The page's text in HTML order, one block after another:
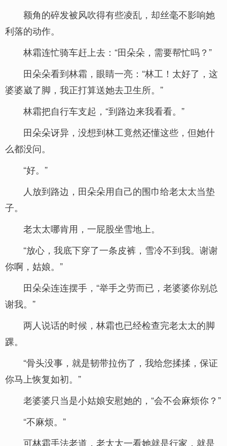
额角的碎发被风吹得有些凌乱，却丝毫不影响她
利落的动作。
林霜连忙骑车赶上去：“田朵朵，需要帮忙吗？”
田朵朵看到林霜，眼睛一亮：“林工！太好了，这
婆婆崴了脚，我正打算送她去卫生所。”
林霜把自行车支起，“到路边来我看看。”
田朵朵讶异，没想到林工竟然还懂这些，但她什
么都没问。
“好。”
人放到路边，田朵朵用自己的围巾给老太太当垫
子。
老太太哪肯用，一屁股坐雪地上。
“放心，我底下穿了一条皮裤，雪冷不到我。谢谢
你啊，姑娘。”
田朵朵连连摆手，“举手之劳而已，老婆婆你别总
谢我。”
两人说话的时候，林霜也已经检查完老太太的脚
踝。
“骨头没事，就是韧带拉伤了，我给您揉揉，保证
你马上恢复如初。”
老婆婆只当是小姑娘安慰她的，“会不会麻烦你？”
“不麻烦。”
可林霜手法老道，老太太一看她就是行家，就是